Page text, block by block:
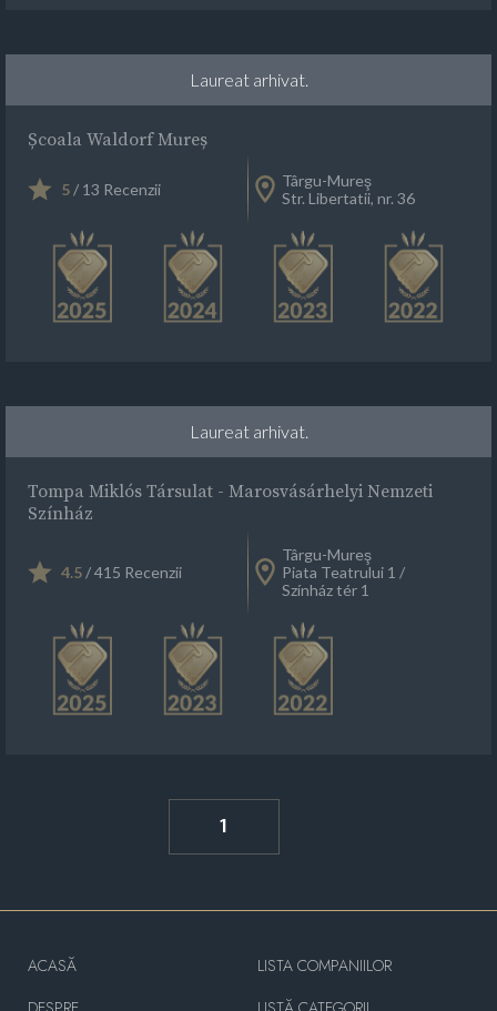
Laureat arhivat.
Școala Waldorf Mureș
5/ 13 Recenzii
Târgu-Mureş
Str. Libertatii, nr. 36
Laureat arhivat.
Tompa Miklós Társulat - Marosvásárhelyi Nemzeti
Színház
4.5/ 415 Recenzii
Târgu-Mureş
Piata Teatrului 1 /
Színház tér 1
1
ACASĂ
LISTA COMPANIILOR